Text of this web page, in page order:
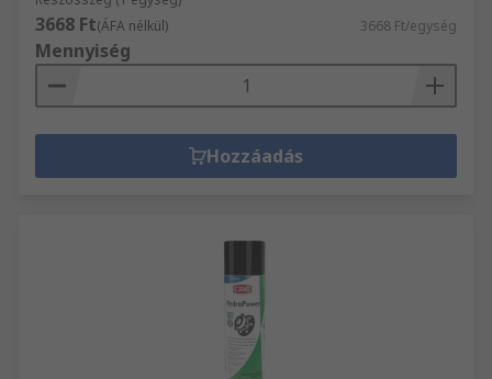
3668 Ft(ÁFA nélkül) 3668 Ft/egység
Mennyiség
Hozzáadás